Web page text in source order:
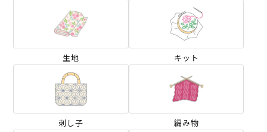
生地 キット
刺し子 編み物